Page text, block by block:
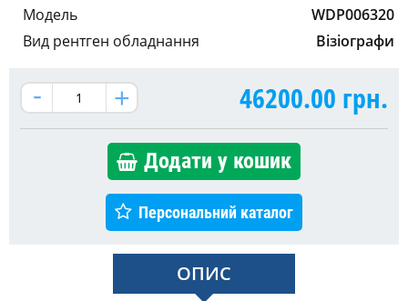
Модель
WDP006320
Вид рентген обладнання
Візіографи
46200.00 грн.
Додати у кошик
Персональний каталог
ОПИС